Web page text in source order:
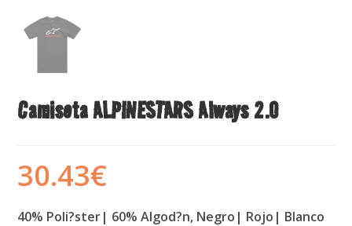
Camiseta ALPINESTARS Always 2.0
30.43€
40% Poli?ster| 60% Algod?n, Negro| Rojo| Blanco